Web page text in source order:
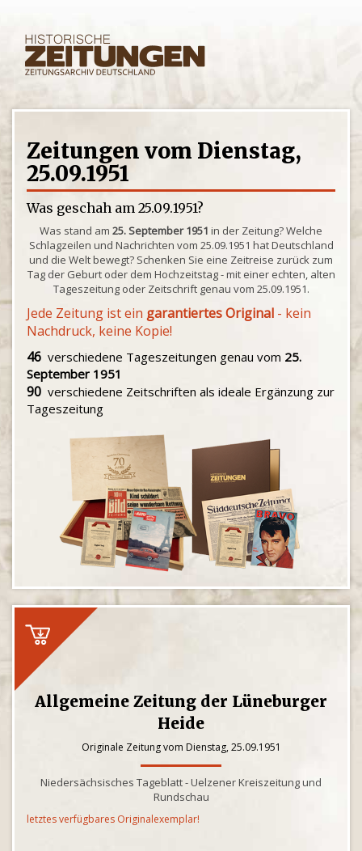
Zeitungen vom Dienstag,
25.09.1951
Was geschah am 25.09.1951?
Was stand am 25. September 1951 in der Zeitung? Welche
Schlagzeilen und Nachrichten vom 25.09.1951 hat Deutschland
und die Welt bewegt? Schenken Sie eine Zeitreise zurück zum
Tag der Geburt oder dem Hochzeitstag - mit einer echten, alten
Tageszeitung oder Zeitschrift genau vom 25.09.1951.
Jede Zeitung ist ein garantiertes Original - kein
Nachdruck, keine Kopie!
46 verschiedene Tageszeitungen genau vom 25.
September 1951
90 verschiedene Zeitschriften als ideale Ergänzung zur
Tageszeitung
Allgemeine Zeitung der Lüneburger
Heide
Originale Zeitung vom Dienstag, 25.09.1951
Niedersächsisches Tageblatt - Uelzener Kreiszeitung und
Rundschau
letztes verfügbares Originalexemplar!